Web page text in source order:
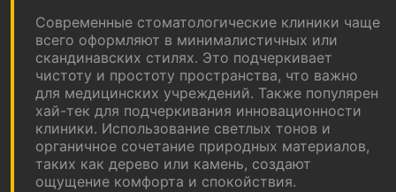
Современные стоматологические клиники чаще
всего оформляют в минималистичных или
скандинавских стилях. Это подчеркивает
чистоту и простоту пространства, что важно
для медицинских учреждений. Также популярен
хай-тек для подчеркивания инновационности
клиники. Использование светлых тонов и
органичное сочетание природных материалов,
таких как дерево или камень, создают
ощущение комфорта и спокойствия.